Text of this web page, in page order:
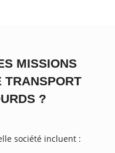
MISSIONS
TRANSPORT
?
société incluent :